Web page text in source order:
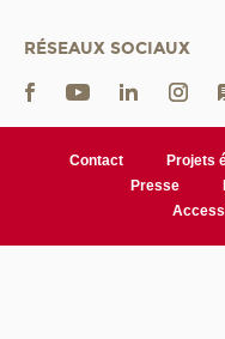
RÉSEAUX SOCIAUX
Contact Projets
Presse